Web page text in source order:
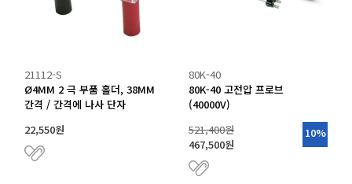
21112-S
Ø4MM 2 극 부품 홀더, 38MM
간격 / 간격에 나사 단자
22,550원
80K-40
80K-40 고전압 프로브
(40000V)
521,400원
467,500원
10%